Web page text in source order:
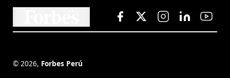
© 2026, Forbes Perú